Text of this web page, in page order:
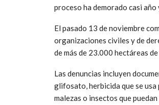
proceso ha demorado casi año
El pasado 13 de noviembre
organizaciones civiles y de
de más de 23.000 hectáreas
Las denuncias incluyen
glifosato, herbicida que se
malezas o insectos que